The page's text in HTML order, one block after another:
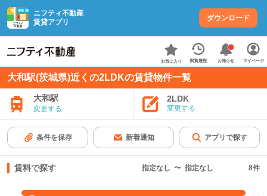
ニフティ不動産
賃貸アプリ
ダウンロード
お気に入り 閲覧履歴 お知らせ マイページ
大和駅(茨城県)近くの2LDKの賃貸物件一覧
大和駅
変更する
2LDK
変更する
条件を保存 新着通知 アプリで探す
賃料で探す 指定なし 〜 指定なし 8件